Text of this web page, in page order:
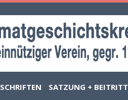
SCHRIFTEN SATZUNG + BEITRITT